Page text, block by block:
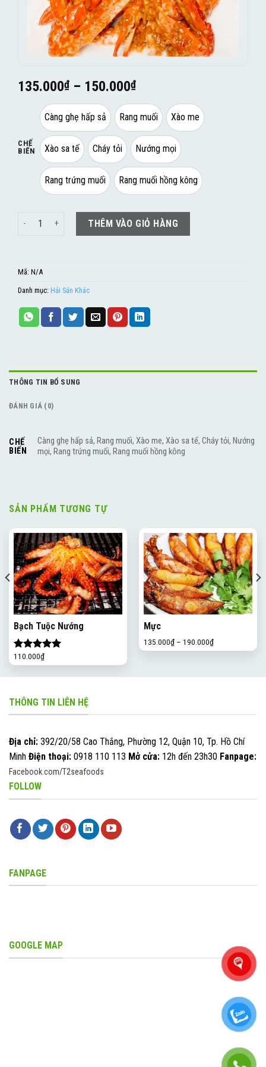
135.000₫– 150.000₫
CHẾ
BIẾN
Càng ghẹ hấp sả Rang muối Xào me
Xào sa tế Cháy tỏi Nướng mọi
Rang trứng muối Rang muối hồng kông
Càng Ghẹ số lượng THÊM VÀO GIỎ HÀNG
Mã: N/A
Danh mục: Hải Sản Khác
THÔNG TIN BỔ SUNG
ĐÁNH GIÁ (0)
CHẾ
BIẾN
Càng ghẹ hấp sả, Rang muối, Xào me, Xào sa tế, Cháy tỏi, Nướng
mọi, Rang trứng muối, Rang muối hồng kông
SẢN PHẨM TƯƠNG TỰ
Bạch Tuộc Nướng
Được xếp
hạng5.00
5 sao
110.000₫
Mực
135.000₫– 190.000₫
THÔNG TIN LIÊN HỆ
Địa chỉ: 392/20/58 Cao Thắng, Phường 12, Quận 10, Tp. Hồ Chí
Minh Điện thoại: 0918 110 113 Mở cửa: 12h đến 23h30 Fanpage:
Facebook.com/T2seafoods
FOLLOW
FANPAGE
GOOGLE MAP